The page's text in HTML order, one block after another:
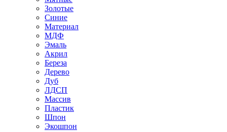
Золотые
Синие
Материал
МДФ
Эмаль
Акрил
Береза
Дерево
Дуб
ЛДСП
Массив
Пластик
Шпон
Экошпон